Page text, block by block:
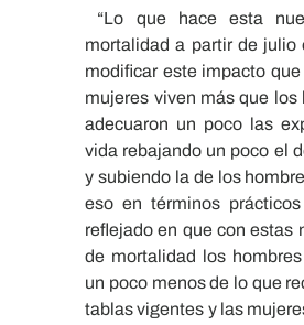
“Lo que hace esta
mortalidad a partir de julio
modificar este impacto
mujeres viven más que los
adecuaron un poco las
vida rebajando un poco el
y subiendo la de los
eso en términos
reflejado en que con estas
de mortalidad los
un poco menos de lo que
tablas vigentes y las